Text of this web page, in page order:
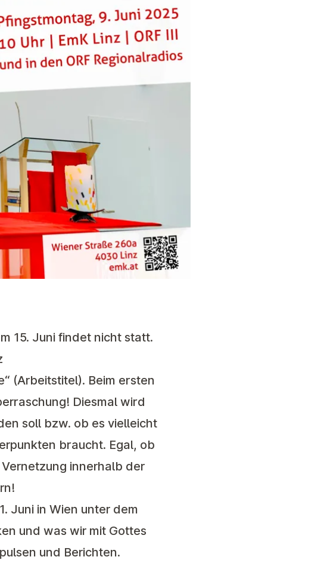
15. Juni findet nicht statt.
(Arbeitstitel). Beim ersten
Diesmal wird
soll bzw. ob es vielleicht
braucht. Egal, ob
innerhalb der
Juni in Wien unter dem
und was wir mit Gottes
und Berichten.